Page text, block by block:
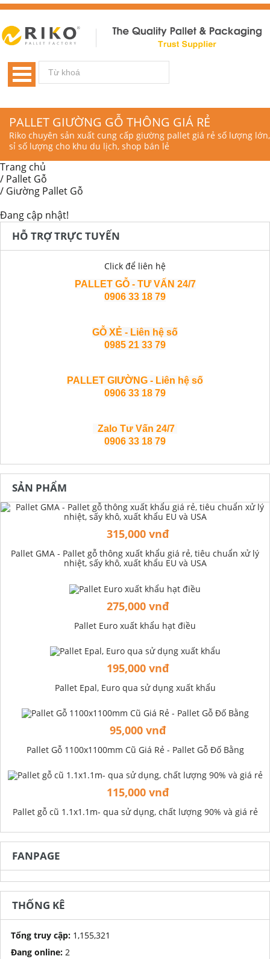
PALLET GIƯỜNG GỖ THÔNG GIÁ RẺ
Riko chuyên sản xuất cung cấp giường pallet giá rẻ số lượng lớn,
sỉ số lượng cho khu du lịch, shop bán lẻ
Trang chủ
/ Pallet Gỗ
/ Giường Pallet Gỗ
Đang cập nhật!
HỖ TRỢ TRỰC TUYẾN
Click để liên hệ
PALLET GỖ - TƯ VẤN 24/7
0906 33 18 79
GỖ XẺ - Liên hệ số
0985 21 33 79
PALLET GIƯỜNG - Liên hệ số
0906 33 18 79
Zalo Tư Vấn 24/7
0906 33 18 79
SẢN PHẨM
315,000 vnđ
Pallet GMA - Pallet gỗ thông xuất khẩu giá rẻ, tiêu chuẩn xử lý
nhiệt, sấy khô, xuất khẩu EU và USA
275,000 vnđ
Pallet Euro xuất khẩu hạt điều
195,000 vnđ
Pallet Epal, Euro qua sử dụng xuất khẩu
95,000 vnđ
Pallet Gỗ 1100x1100mm Cũ Giá Rẻ - Pallet Gỗ Đố Bằng
115,000 vnđ
Pallet gỗ cũ 1.1x1.1m- qua sử dụng, chất lượng 90% và giá rẻ
FANPAGE
THỐNG KÊ
Tổng truy cập: 1,155,321
Đang online: 2